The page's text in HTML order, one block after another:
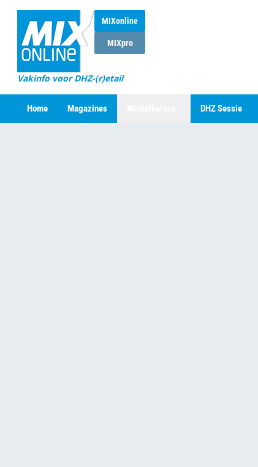
MIXonline
MIXpro
Vakinfo voor DHZ-(r)etail
Home Magazines DHZ Sessie